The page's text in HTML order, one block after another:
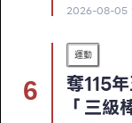
2026-08-05
運動
奪115
「三級